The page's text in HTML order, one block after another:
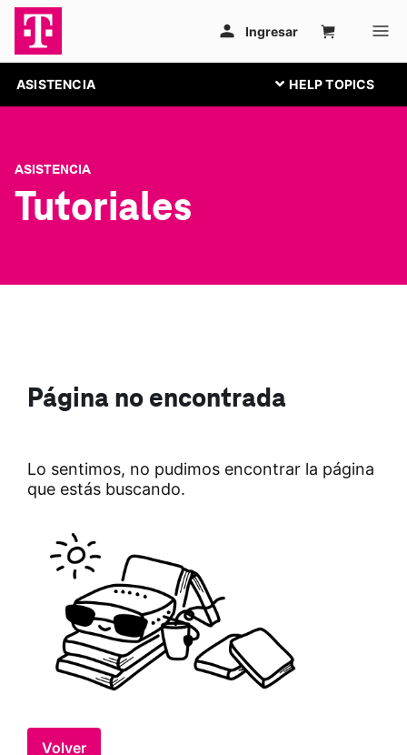
ASISTENCIA
ASISTENCIA
Tutoriales